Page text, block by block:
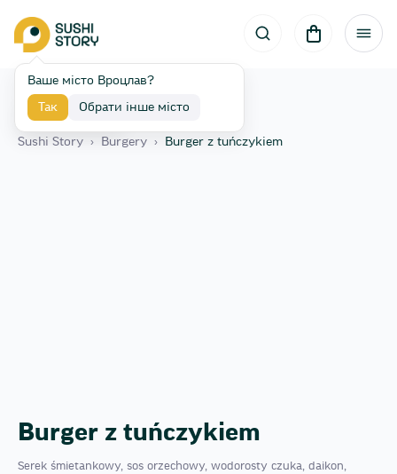
Ваше місто Вроцлав?
Так Обрати інше місто
Назад
Sushi Story › Burgery › Burger z tuńczykiem
Burger z tuńczykiem
Serek śmietankowy, sos orzechowy, wodorosty czuka, daikon,